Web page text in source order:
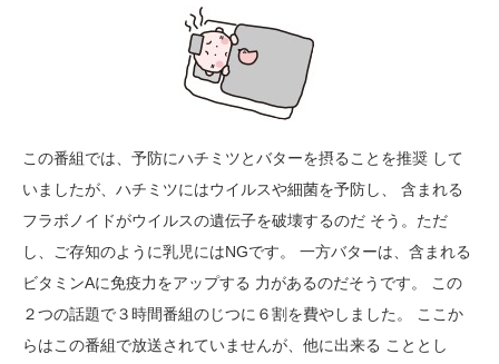
この番組では、予防にハチミツとバターを摂ることを推奨 して
いましたが、ハチミツにはウイルスや細菌を予防し、 含まれる
フラボノイドがウイルスの遺伝子を破壊するのだ そう。ただ
し、ご存知のように乳児にはNGです。 一方バターは、含まれる
ビタミンAに免疫力をアップする 力があるのだそうです。 この
２つの話題で３時間番組のじつに６割を費やしました。 ここか
らはこの番組で放送されていませんが、他に出来る こととし